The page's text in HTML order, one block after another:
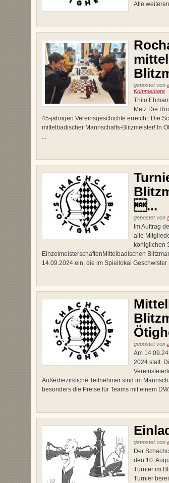
Alle
gepostet von
Kommentare
Thilo
Metz Die
45-jährigen Vereinsgeschichte erreicht: Die
mittelbadischer Mannschafts-Blitzmeister! In
...
...
gepostet von
Im Auftrag
alle
königlichen
EinzelmeisterschaftenMittelbadischen
14.09.2024 ein, die im Spiellokal
gepostet von
Am
2024 statt.
Außerbezirkliche Teilnehmer sind im
besonders die Preise für Teams mit einem
gepostet von
Der
den 10.
Turnier im
Turnier